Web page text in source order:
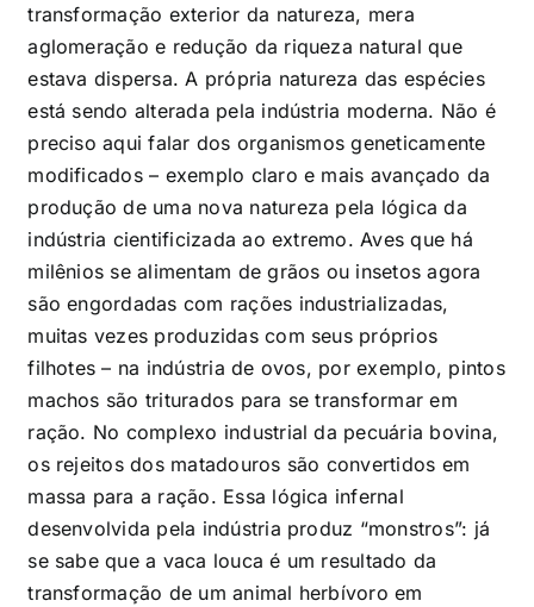
transformação exterior da natureza, mera
aglomeração e redução da riqueza natural que
estava dispersa. A própria natureza das espécies
está sendo alterada pela indústria moderna. Não é
preciso aqui falar dos organismos geneticamente
modificados – exemplo claro e mais avançado da
produção de uma nova natureza pela lógica da
indústria cientificizada ao extremo. Aves que há
milênios se alimentam de grãos ou insetos agora
são engordadas com rações industrializadas,
muitas vezes produzidas com seus próprios
filhotes – na indústria de ovos, por exemplo, pintos
machos são triturados para se transformar em
ração. No complexo industrial da pecuária bovina,
os rejeitos dos matadouros são convertidos em
massa para a ração. Essa lógica infernal
desenvolvida pela indústria produz “monstros”: já
se sabe que a vaca louca é um resultado da
transformação de um animal herbívoro em